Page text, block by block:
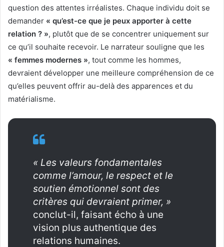
question des attentes irréalistes. Chaque individu doit se
demander « qu’est-ce que je peux apporter à cette
relation ? », plutôt que de se concentrer uniquement sur
ce qu’il souhaite recevoir. Le narrateur souligne que les
« femmes modernes », tout comme les hommes,
devraient développer une meilleure compréhension de ce
qu’elles peuvent offrir au-delà des apparences et du
matérialisme.
« Les valeurs fondamentales
comme l’amour, le respect et le
soutien émotionnel sont des
critères qui devraient primer, »
conclut-il, faisant écho à une
vision plus authentique des
relations humaines.